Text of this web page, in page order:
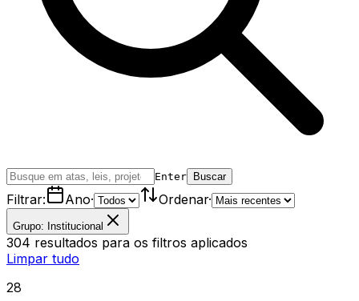
Enter Buscar
Filtrar: Ano· Ordenar·
Grupo: Institucional
304 resultados para os filtros aplicados
Limpar tudo
28